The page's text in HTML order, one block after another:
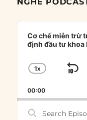
Audio
Player
Cơ chế miễn trừ
định đầu tư khoa
CHANGE
RATE
1X
00:00
Search
Episodes